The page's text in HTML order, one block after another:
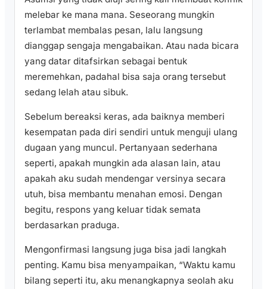
melebar ke mana mana. Seseorang mungkin
terlambat membalas pesan, lalu langsung
dianggap sengaja mengabaikan. Atau nada bicara
yang datar ditafsirkan sebagai bentuk
meremehkan, padahal bisa saja orang tersebut
sedang lelah atau sibuk.
Sebelum bereaksi keras, ada baiknya memberi
kesempatan pada diri sendiri untuk menguji ulang
dugaan yang muncul. Pertanyaan sederhana
seperti, apakah mungkin ada alasan lain, atau
apakah aku sudah mendengar versinya secara
utuh, bisa membantu menahan emosi. Dengan
begitu, respons yang keluar tidak semata
berdasarkan praduga.
Mengonfirmasi langsung juga bisa jadi langkah
penting. Kamu bisa menyampaikan, “Waktu kamu
bilang seperti itu, aku menangkapnya seolah aku